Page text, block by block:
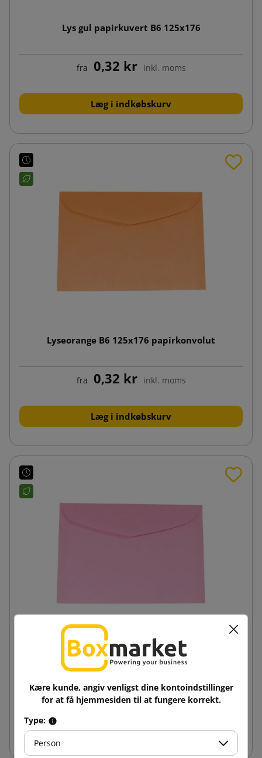
Lys gul papirkuvert B6 125x176
fra 0,32 kr inkl. moms
Læg i indkøbskurv
Lyseorange B6 125x176 papirkonvolut
fra 0,32 kr inkl. moms
Læg i indkøbskurv
Lyserød B6 papirkuvert 125x176
fra 0,32 kr inkl. moms
Læg i indkøbskurv
Kære kunde, angiv venligst dine kontoindstillinger
for at få hjemmesiden til at fungere korrekt.
Type:
Person